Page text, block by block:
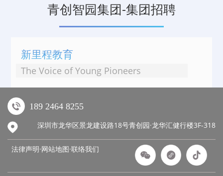
青创智园集团-集团招聘
新里程教育
The Voice of Young Pioneers
189 2464 8255
深圳市龙华区景龙建设路18号青创园·龙华汇健行楼3F-318
法律声明·网站地图·联络我们